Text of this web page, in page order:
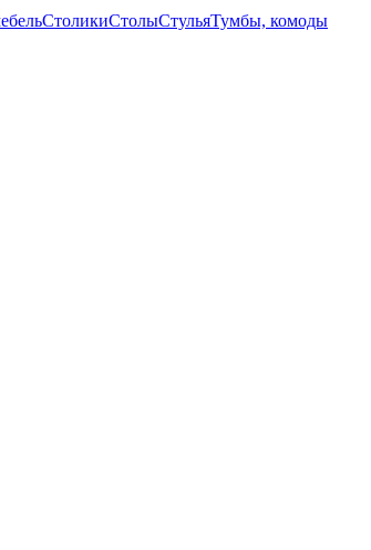
СтоликиСтолыСтульяТумбы, комоды